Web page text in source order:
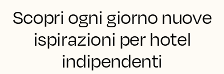
Scopri ogni giorno nuove
ispirazioni per hotel
indipendenti